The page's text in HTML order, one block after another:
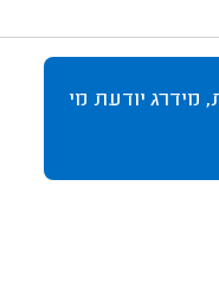
מידרג יודעת מי